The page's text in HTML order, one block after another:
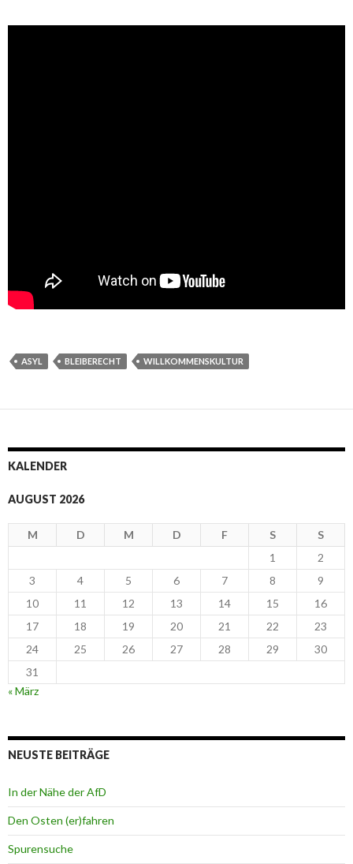
ASYL BLEIBERECHT WILLKOMMENSKULTUR
KALENDER
AUGUST 2026
M D M D F S
S
1
2
3
4 5 6 7 8
9
10
11 12 13 14 15
16
17
18 19 20 21 22
23
24
25 26 27 28 29
30
31
« März
NEUSTE BEITRÄGE
In der Nähe der AfD
Den Osten (er)fahren
Spurensuche